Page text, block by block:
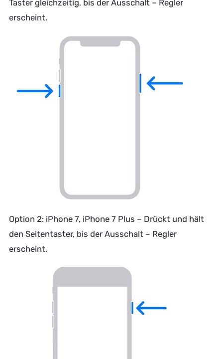
Taster gleichzeitig, bis der Ausschalt – Regler
erscheint.
Option 2: iPhone 7, iPhone 7 Plus – Drückt und hält
den Seitentaster, bis der Ausschalt – Regler
erscheint.